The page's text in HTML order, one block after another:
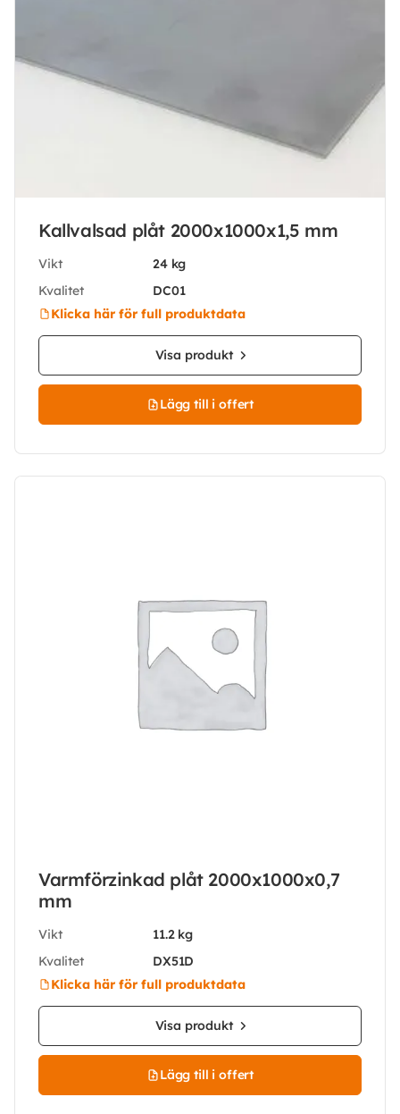
Kallvalsad plåt 2000x1000x1,5 mm
Vikt
24 kg
Kvalitet
DC01
Klicka här för full produktdata
Visa produkt
Lägg till i offert
Varmförzinkad plåt 2000x1000x0,7
mm
Vikt
11.2 kg
Kvalitet
DX51D
Klicka här för full produktdata
Visa produkt
Lägg till i offert